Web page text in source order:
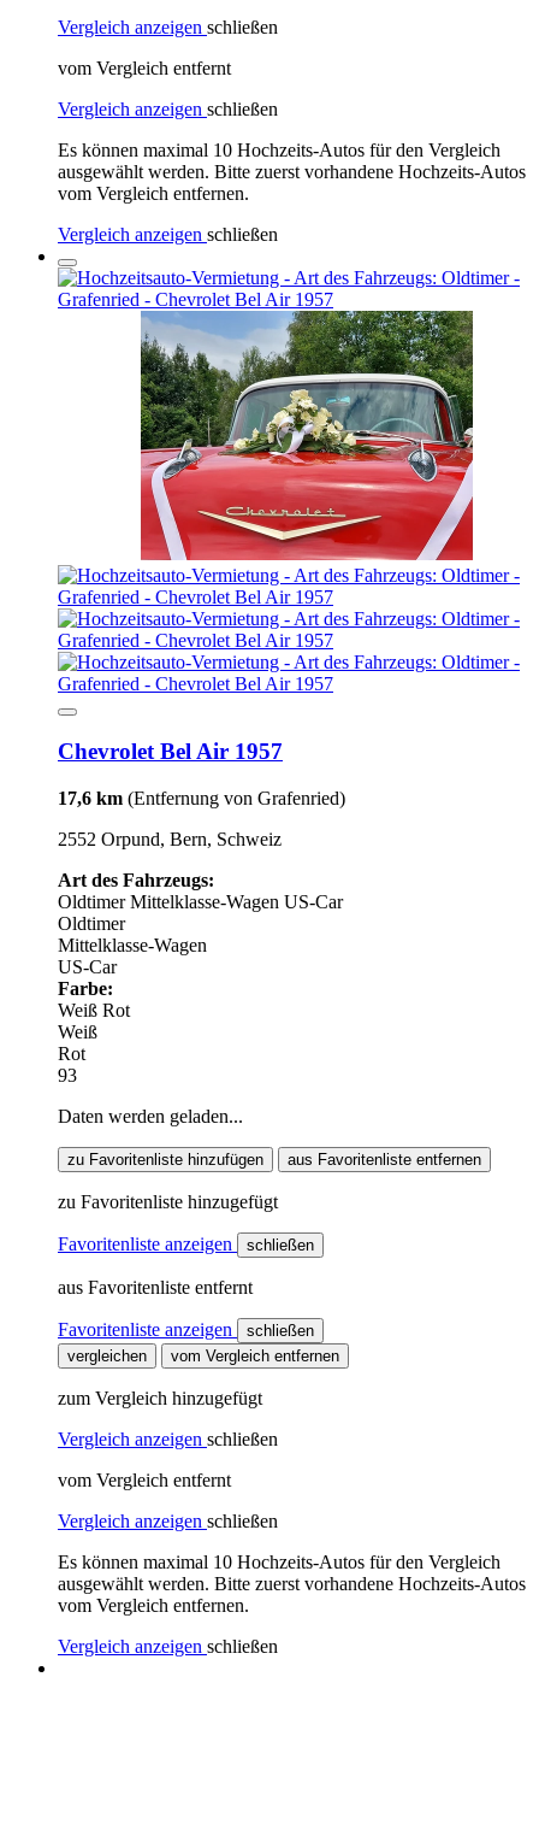
Vergleich anzeigen schließen
vom Vergleich entfernt
Vergleich anzeigen schließen
Es können maximal 10 Hochzeits-Autos für den Vergleich
ausgewählt werden. Bitte zuerst vorhandene Hochzeits-Autos
vom Vergleich entfernen.
Vergleich anzeigen schließen
Chevrolet Bel Air 1957
17,6 km (Entfernung von Grafenried)
2552 Orpund, Bern, Schweiz
Art des Fahrzeugs:
OldtimerMittelklasse-Wagen US-Car
Oldtimer
Mittelklasse-Wagen
US-Car
Farbe:
Weiß Rot
Weiß
Rot
93
Daten werden geladen...
zu Favoritenliste hinzufügen aus Favoritenliste entfernen
zu Favoritenliste hinzugefügt
Favoritenliste anzeigen schließen
aus Favoritenliste entfernt
Favoritenliste anzeigen
schließen
vergleichen
vom Vergleich entfernen
zum Vergleich hinzugefügt
Vergleich anzeigen schließen
vom Vergleich entfernt
Vergleich anzeigen schließen
Es können maximal 10 Hochzeits-Autos für den Vergleich
ausgewählt werden. Bitte zuerst vorhandene Hochzeits-Autos
vom Vergleich entfernen.
Vergleich anzeigen schließen